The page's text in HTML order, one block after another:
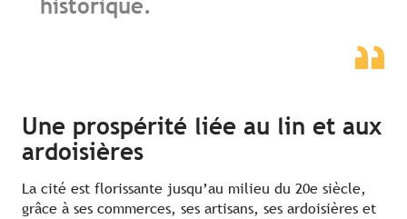
historique.
Une prospérité liée au lin et aux
ardoisières
La cité est florissante jusqu’au milieu du 20e siècle,
grâce à ses commerces, ses artisans, ses ardoisières et